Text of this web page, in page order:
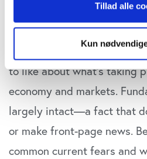
tilbage eller ændre indstillinger
"Cookiedeklaration", eller ved
Hvis du tillader det, vil vi også
Indsamle præcise
der kan være nøjagtig
Identificere din enhed
dens unikke karakteristika
Dine valg anvendes på hele
Tillad alle
Kun
it’s important to remember
fundamentals ultimately
markets. While risks
to like about what’s taking
economy and markets.
largely intact—a fact that
or make front-page news.
common current fears and